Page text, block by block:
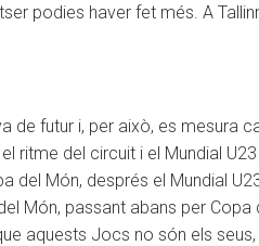
podies haver fet més. A
de futur i, per això, es mesura
ritme del circuit i el Mundial
Món, després el Mundial
Món, passant abans per
aquests Jocs no són els seus,